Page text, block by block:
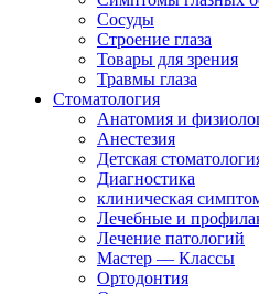
Сосуды
Строение глаза
Товары для зрения
Травмы глаза
Стоматология
Анатомия и
Анестезия
Детская
Диагностика
клиническая
Лечебные и
Лечение патологий
Мастер — Классы
Ортодонтия